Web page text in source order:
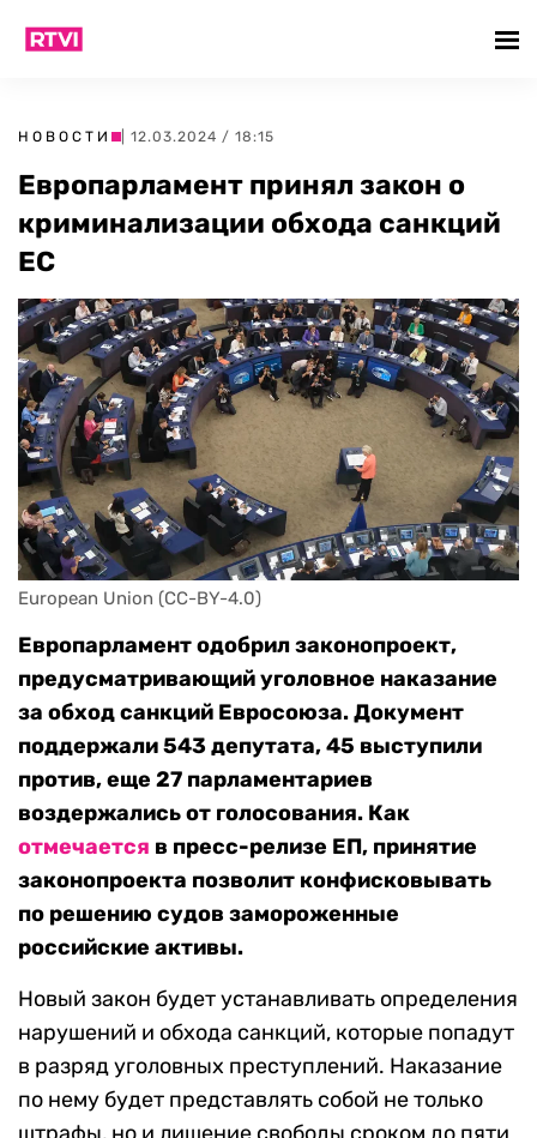
НОВОСТИ | 12.03.2024 / 18:15
Европарламент принял закон о
криминализации обхода санкций
ЕС
European Union (CC-BY-4.0)
Европарламент одобрил законопроект,
предусматривающий уголовное наказание
за обход санкций Евросоюза. Документ
поддержали 543 депутата, 45 выступили
против, еще 27 парламентариев
воздержались от голосования. Как
отмечается в пресс-релизе ЕП, принятие
законопроекта позволит конфисковывать
по решению судов замороженные
российские активы.
Новый закон будет устанавливать определения
нарушений и обхода санкций, которые попадут
в разряд уголовных преступлений. Наказание
по нему будет представлять собой не только